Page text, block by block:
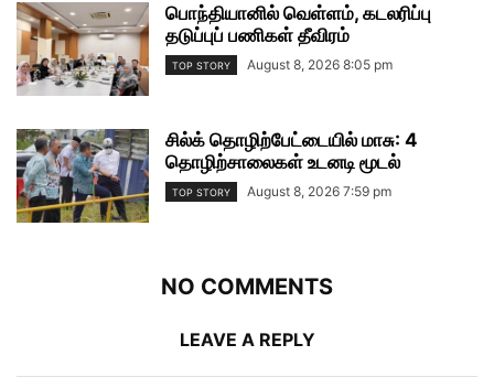
பொந்தியானில் வெள்ளம், கடலரிப்பு
தடுப்புப் பணிகள் தீவிரம்
TOP STORY August 8, 2026 8:05 pm
சில்க் தொழிற்பேட்டையில் மாசு: 4
தொழிற்சாலைகள் உடனடி மூடல்
TOP STORY August 8, 2026 7:59 pm
NO COMMENTS
LEAVE A REPLY